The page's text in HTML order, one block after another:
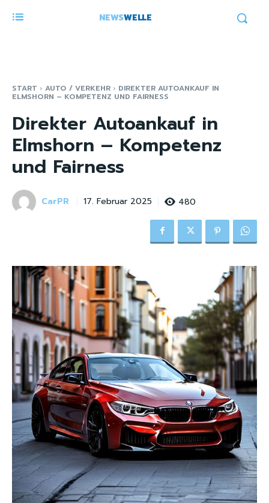
NEWSWELLE
START AUTO / VERKEHR DIREKTER AUTOANKAUF IN
ELMSHORN – KOMPETENZ UND FAIRNESS
Direkter Autoankauf in
Elmshorn – Kompetenz
und Fairness
CarPR 17. Februar 2025 480